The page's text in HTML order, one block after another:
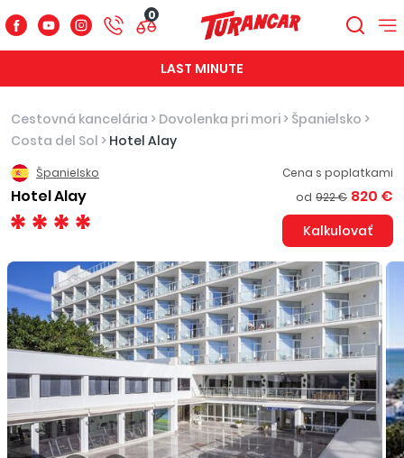
0
LAST MINUTE
Cestovná kancelária > Dovolenka pri mori > Španielsko >
Costa del Sol > Hotel Alay
Španielsko
Hotel Alay
Cena s poplatkami
od 922 € 820 €
Kalkulovať